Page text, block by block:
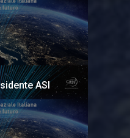
ASI